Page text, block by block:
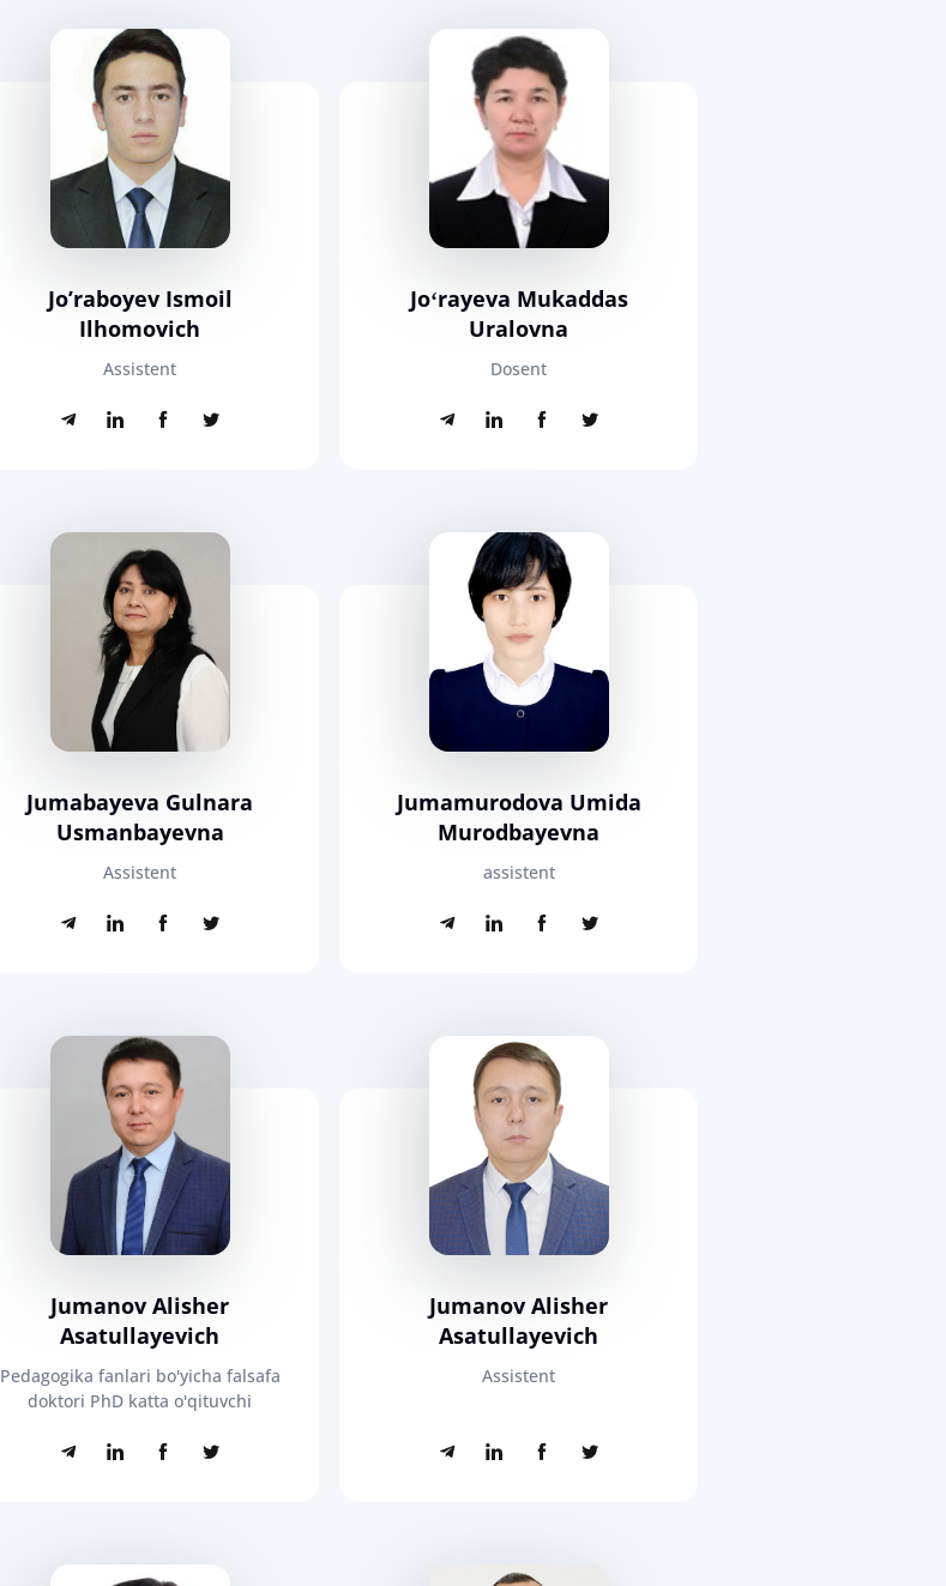
Jo’raboyev Ismoil
Ilhomovich
Assistent
Joʻrayeva Mukaddas
Uralovna
Dosent
Jumabayeva Gulnara
Usmanbayevna
Assistent
Jumamurodova Umida
Murodbayevna
assistent
Jumanov Alisher
Asatullayevich
Pedagogika fanlari bo'yicha falsafa
doktori PhD katta o'qituvchi
Jumanov Alisher
Asatullayevich
Assistent